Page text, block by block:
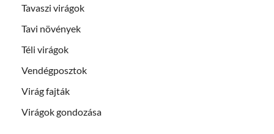
Tavaszi virágok
Tavi növények
Téli virágok
Vendégposztok
Virág fajták
Virágok gondozása